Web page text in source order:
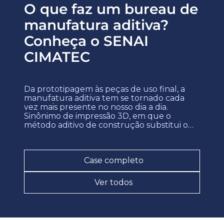
O que faz um bureau de
manufatura aditiva?
Conheça o SENAI
CIMATEC
Da prototipagem às peças de uso final, a
manufatura aditiva tem se tornado cada
vez mais presente no nosso dia a dia.
Sinônimo de impressão 3D, em que o
método aditivo de construção substitui o
ampliando as possibilidades da prestação de
serviços, ao passo em […]
Case completo
Ver todos